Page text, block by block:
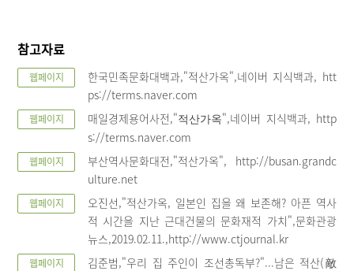
참고자료
웹페이지
한국민족문화대백과,"적산가옥",네이버 지식백과, htt
ps://terms.naver.com
웹페이지 매일경제용어사전,"적산가옥",네이버 지식백과, http
s://terms.naver.com
웹페이지
부산역사문화대전,"적산가옥", http://busan.grandc
ulture.net
웹페이지
오진선,"적산가옥, 일본인 집을 왜 보존해? 아픈 역사
적 시간을 지난 근대건물의 문화재적 가치",문화관광
뉴스,2019.02.11.,http://www.ctjournal.kr
웹페이지
김준범,"우리 집 주인이 조선총독부?"...남은 적산(敵